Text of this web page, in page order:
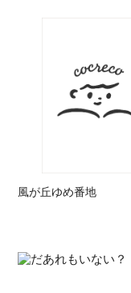
風が丘ゆめ番地